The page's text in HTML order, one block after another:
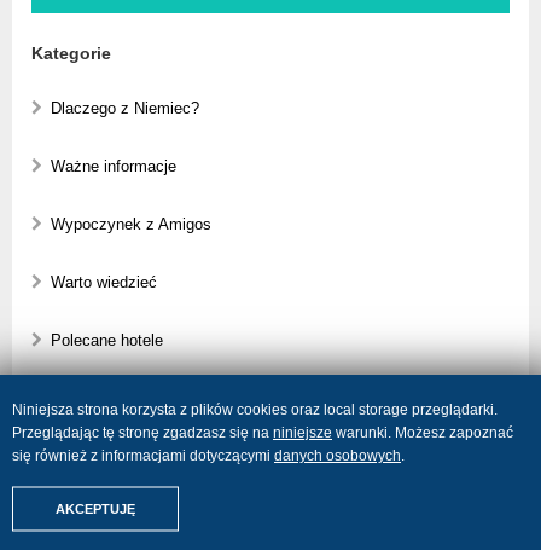
Kategorie
Dlaczego z Niemiec?
Ważne informacje
Wypoczynek z Amigos
Warto wiedzieć
Polecane hotele
Czy wiesz, że...
Rejsy
Niniejsza strona korzysta z plików cookies oraz local storage przeglądarki.
Przeglądając tę stronę zgadzasz się na niniejsze warunki. Możesz zapoznać
się również z informacjami dotyczącymi danych osobowych.
AKCEPTUJĘ